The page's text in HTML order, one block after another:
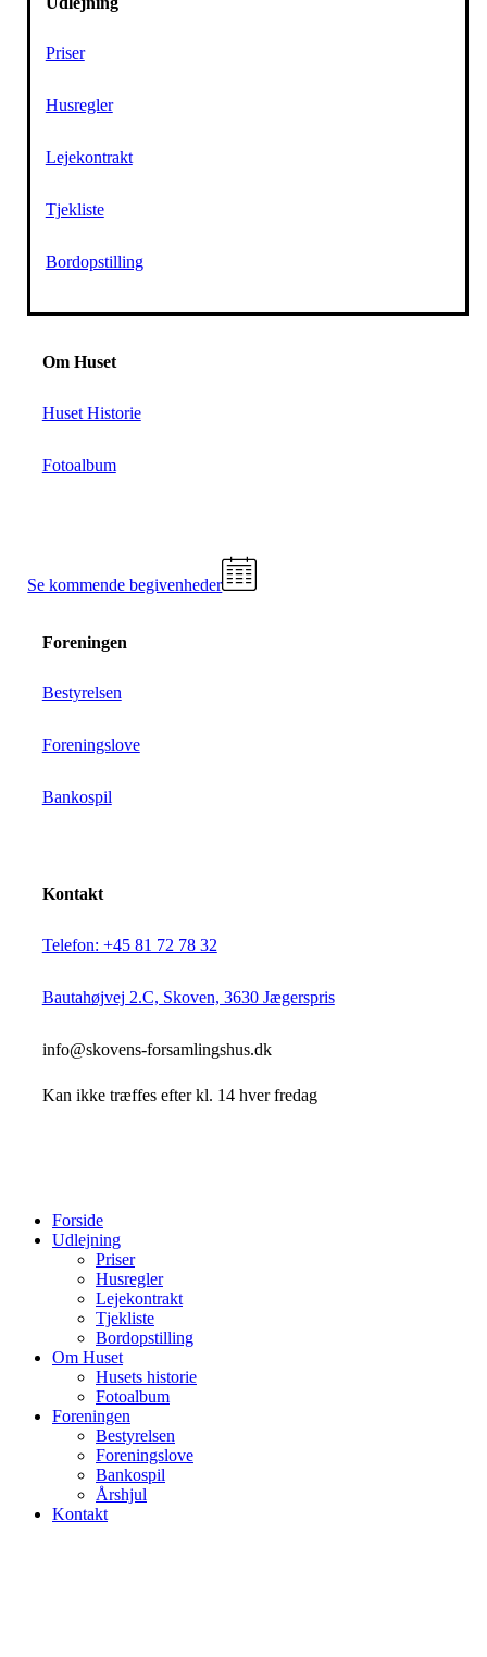
Priser
Husregler
Lejekontrakt
Tjekliste
Bordopstilling
Om Huset
Huset Historie
Fotoalbum
Se kommende begivenheder
Foreningen
Bestyrelsen
Foreningslove
Bankospil
Kontakt
Telefon: +45 81 72 78 32
Bautahøjvej 2.C, Skoven, 3630 Jægerspris
info@skovens-forsamlingshus.dk
Kan ikke træffes efter kl. 14 hver fredag
Close
Menu
Forside
Udlejning
Priser
Husregler
Lejekontrakt
Tjekliste
Bordopstilling
Om Huset
Husets historie
Fotoalbum
Foreningen
Bestyrelsen
Foreningslove
Bankospil
Årshjul
Kontakt